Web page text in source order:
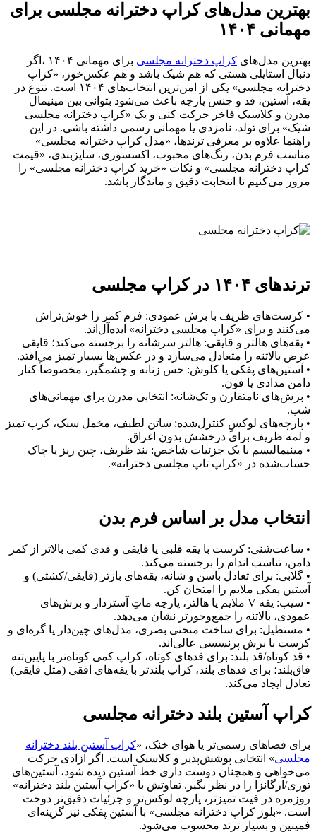
بهترین مدل‌های کراپ دخترانه مجلسی برای
مهمانی ۱۴۰۴
بهترین مدل‌های کراپ دخترانه مجلسی
برای مهمانی ۱۴۰۴ ،اگر
دنبال استایلی هستی که هم شیک باشد و هم عکس‌خور، «کراپ
دخترانه مجلسی» یکی از امن‌ترین انتخاب‌های ۱۴۰۴ است. تنوع در
یقه، آستین، قد و جنس پارچه باعث می‌شود بتوانی بین مینیمال
مدرن و کلاسیک فاخر حرکت کنی و یک «کراپ دخترانه مجلسی
شیک» برای تولد، نامزدی یا مهمانی رسمی داشته باشی. در این
راهنما علاوه بر معرفی ترندها، «مدل کراپ دخترانه مجلسی»
مناسب فرم بدن، رنگ‌های محبوب، اکسسوری، سایزبندی، «قیمت
کراپ دخترانه مجلسی» و نکات «خرید کراپ دخترانه مجلسی» را
مرور می‌کنیم تا انتخابت دقیق و ماندگار باشد.
ترندهای ۱۴۰۴ در کراپ مجلسی
• کرست‌های ظریف با برش عمودی: فرم کمر را خوش‌تراش
می‌کنند و برای «کراپ مجلسی دخترانه» ایده‌آل‌اند.
• یقه‌های هالتر و قایقی: هالتر سرشانه را برجسته می‌کند؛ قایقی
عرض بالاتنه را متعادل می‌سازد و در عکس‌ها بسیار تمیز می‌افتد.
• آستین‌های پفکی یا کلوش: حس زنانه و چشمگیر، مخصوصاً کنار
دامن مدادی یا فون.
• برش‌های نامتقارن و تک‌شانه: انتخابی مدرن برای مهمانی‌های
شب.
• پارچه‌های لوکسِ کنترل‌شده: ساتن لطیف، مخمل سبک، کرپ تمیز
و لمه ظریف برای درخشش بدون اغراق.
• مینیمالیسم با یک جزئیات شاخص: بند ظریف، چین ریز یا چاک
حساب‌شده در «کراپ تاپ مجلسی دخترانه».
انتخاب مدل بر اساس فرم بدن
• ساعت‌شنی: کرست با یقه قلبی یا قایقی و قدی کمی بالاتر از کمر
دامن، تناسب اندام را برجسته می‌کند.
• گلابی: برای تعادل باسن و شانه، یقه‌های بازتر (قایقی/کشتی) و
آستین پفکی ملایم را امتحان کن.
• سیب: یقه V ملایم یا هالتر، پارچه ماتِ آستردار و برش‌های
عمودی، بالاتنه را جمع‌وجورتر نشان می‌دهد.
• مستطیل: برای ساخت منحنی بصری، مدل‌های چین‌دار یا گره‌ای و
کرست با برش پرنسسی عالی‌اند.
• قد کوتاه/قد بلند: برای قدهای کوتاه، کراپ کمی کوتاه‌تر با پایین‌تنه
فاق‌بلند؛ برای قدهای بلند، کراپ بلندتر با یقه‌های افقی (مثل قایقی)
تعادل ایجاد می‌کند.
کراپ آستین بلند دخترانه مجلسی
برای فضاهای رسمی‌تر یا هوای خنک، «کراپ آستین بلند دخترانه
مجلسی» انتخابی پوشش‌پذیر و کلاسیک است. اگر آزادی حرکت
می‌خواهی و همچنان دوست داری خط آستین دیده شود، آستین‌های
توری/ارگانزا را در نظر بگیر. تفاوتش با «کراپ آستین بلند دخترانه»
روزمره در فیت تمیزتر، پارچه لوکس‌تر و جزئیات دقیق‌تر دوخت
است. «بلوز کراپ دخترانه مجلسی» با آستین پفکی نیز گزینه‌ای
فمینین و بسیار ترند محسوب می‌شود.